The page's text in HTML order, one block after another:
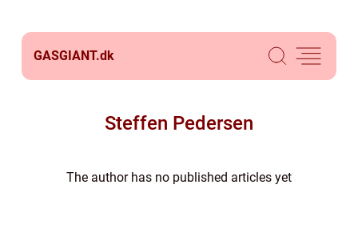
GASGIANT.dk
Steffen Pedersen
The author has no published articles yet